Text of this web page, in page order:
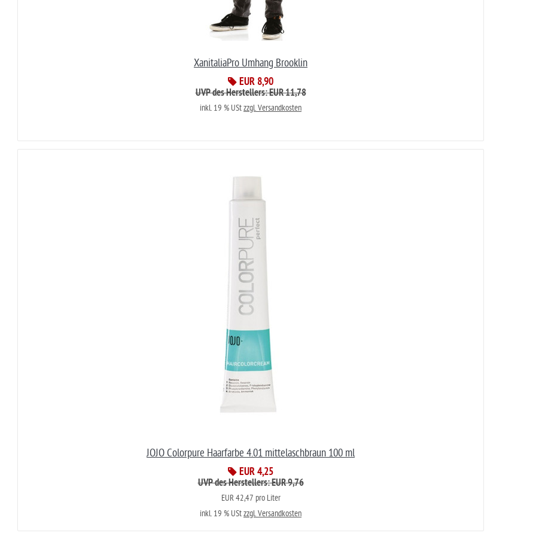
XanitaliaPro Umhang Brooklin
EUR 8,90
UVP des Herstellers: EUR 11,78
inkl. 19 % UStzzgl. Versandkosten
JOJO Colorpure Haarfarbe 4.01 mittelaschbraun 100 ml
EUR 4,25
UVP des Herstellers: EUR 9,76
EUR 42,47 pro Liter
inkl. 19 % UStzzgl. Versandkosten